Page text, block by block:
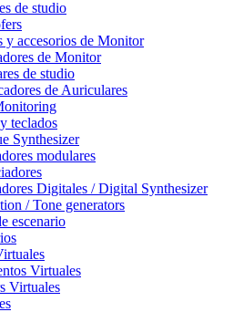
de studio
y accesorios de Monitor
de Monitor
de studio
de Auriculares
teclados
Synthesizer
modulares
Digitales / Digital Synthesizer
/ Tone generators
escenario
Virtuales
Virtuales